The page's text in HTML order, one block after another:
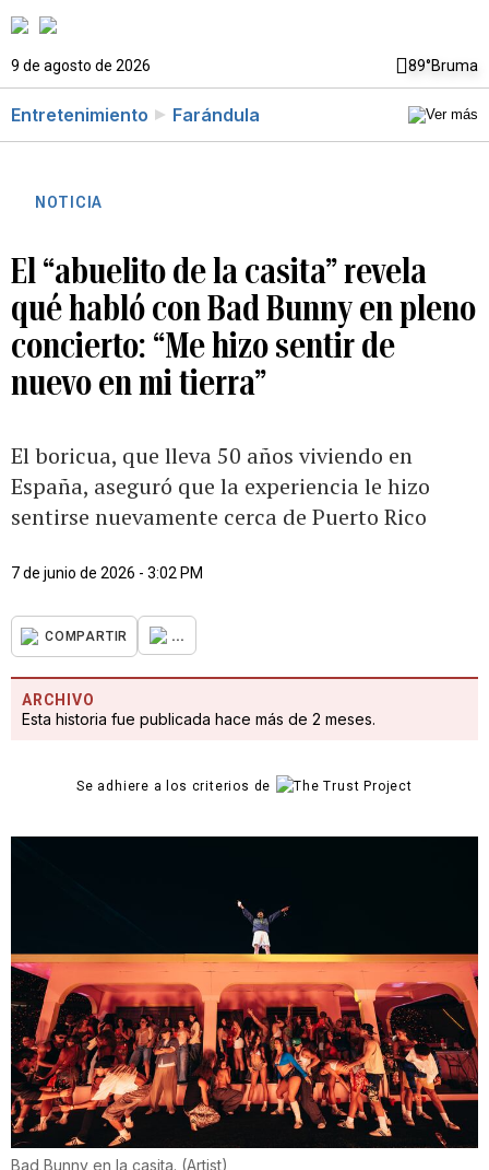
9 de agosto de 2026 89°Bruma
Entretenimiento Farándula
NOTICIA
El “abuelito de la casita” revela
qué habló con Bad Bunny en pleno
concierto: “Me hizo sentir de
nuevo en mi tierra”
El boricua, que lleva 50 años viviendo en
España, aseguró que la experiencia le hizo
sentirse nuevamente cerca de Puerto Rico
7 de junio de 2026 - 3:02 PM
COMPARTIR ...
ARCHIVO
Esta historia fue publicada hace más de 2 meses.
Se adhiere a los criterios de
Bad Bunny en la casita. (Artist)